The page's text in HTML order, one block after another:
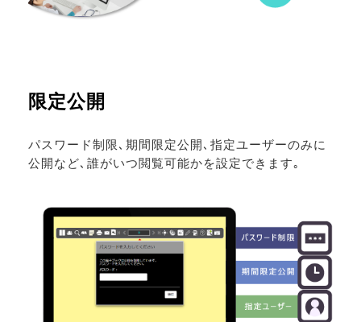
限定公開
パスワード制限､期間限定公開､指定ユーザーのみに
公開など､誰がいつ閲覧可能かを設定できます｡